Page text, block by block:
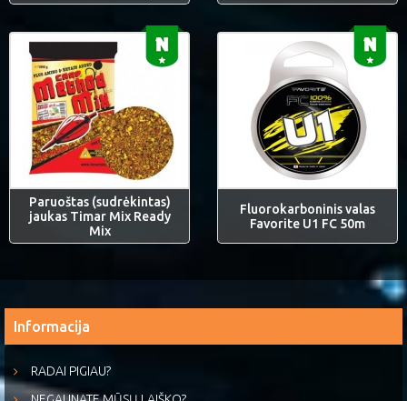
Paruoštas (sudrėkintas)
jaukas Timar Mix Ready
Mix
Fluorokarboninis valas
Favorite U1 FC 50m
Informacija
RADAI PIGIAU?